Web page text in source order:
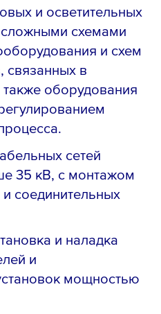
и осветительных
схемами
и схем
связанных в
оборудования
сетей
35 кВ, с монтажом
соединительных
и наладка
и
мощностью